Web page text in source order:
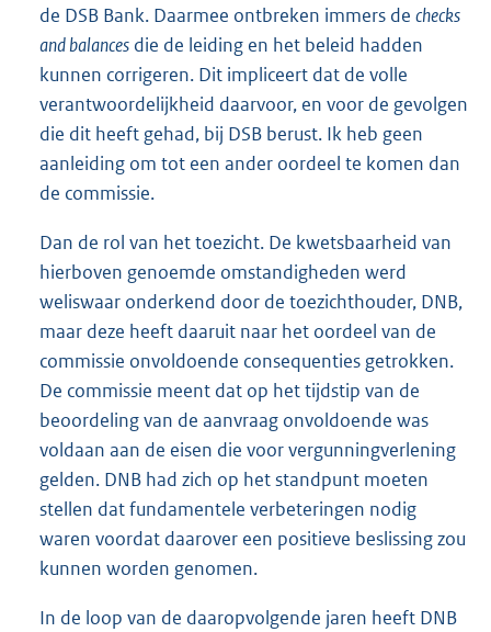
de DSB Bank. Daarmee ontbreken immers de checks
and balances die de leiding en het beleid hadden
kunnen corrigeren. Dit impliceert dat de volle
verantwoordelijkheid daarvoor, en voor de gevolgen
die dit heeft gehad, bij DSB berust. Ik heb geen
aanleiding om tot een ander oordeel te komen dan
de commissie.
Dan de rol van het toezicht. De kwetsbaarheid van
hierboven genoemde omstandigheden werd
weliswaar onderkend door de toezichthouder, DNB,
maar deze heeft daaruit naar het oordeel van de
commissie onvoldoende consequenties getrokken.
De commissie meent dat op het tijdstip van de
beoordeling van de aanvraag onvoldoende was
voldaan aan de eisen die voor vergunningverlening
gelden. DNB had zich op het standpunt moeten
stellen dat fundamentele verbeteringen nodig
waren voordat daarover een positieve beslissing zou
kunnen worden genomen.
In de loop van de daaropvolgende jaren heeft DNB